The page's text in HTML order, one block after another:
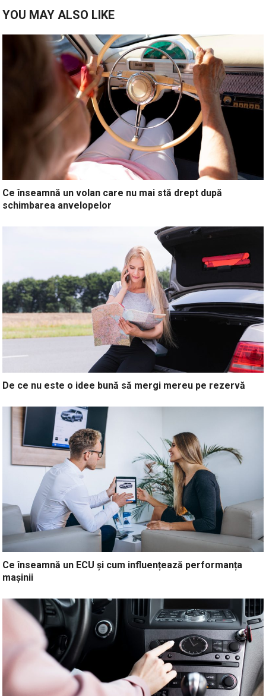
YOU MAY ALSO LIKE
Ce înseamnă un volan care nu mai stă drept după
schimbarea anvelopelor
De ce nu este o idee bună să mergi mereu pe rezervă
Ce înseamnă un ECU și cum influențează performanța
mașinii